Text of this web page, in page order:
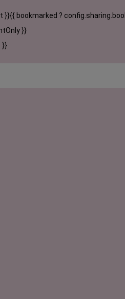
}}{{ bookmarked ?
}}
}}